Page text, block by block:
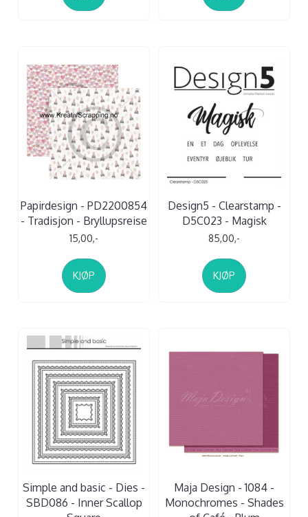
Papirdesign - PD2200854
- Tradisjon - Bryllupsreise
15,00,-
KJØP
Design5 - Clearstamp -
D5C023 - Magisk
85,00,-
KJØP
Simple and basic - Dies -
SBD086 - Inner Scallop
Maja Design - 1084 -
Monochromes - Shades